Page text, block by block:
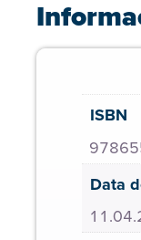
ISBN
Data